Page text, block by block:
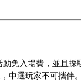
動免入場費，並且採
中選玩家不可攜伴。